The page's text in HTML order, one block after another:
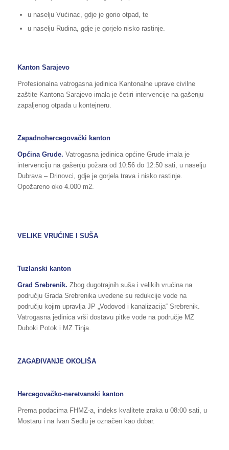
u naselju Vućinac, gdje je gorio otpad, te
u naselju Rudina, gdje je gorjelo nisko rastinje.
Kanton Sarajevo
Profesionalna vatrogasna jedinica Kantonalne uprave civilne
zaštite Kantona Sarajevo imala je četiri intervencije na gašenju
zapaljenog otpada u kontejneru.
Zapadnohercegovački kanton
Općina Grude. Vatrogasna jedinica općine Grude imala je
intervenciju na gašenju požara od 10:56 do 12:50 sati, u naselju
Dubrava – Drinovci, gdje je gorjela trava i nisko rastinje.
Opožareno oko 4.000 m2.
VELIKE VRUĆINE I SUŠA
Tuzlanski kanton
Grad Srebrenik. Zbog dugotrajnih suša i velikih vrućina na
području Grada Srebrenika uvedene su redukcije vode na
području kojim upravlja JP „Vodovod i kanalizacija“ Srebrenik.
Vatrogasna jedinica vrši dostavu pitke vode na područje MZ
Duboki Potok i MZ Tinja.
ZAGAĐIVANJE OKOLIŠA
Hercegovačko-neretvanski kanton
Prema podacima FHMZ-a, indeks kvalitete zraka u 08:00 sati, u
Mostaru i na Ivan Sedlu je označen kao dobar.